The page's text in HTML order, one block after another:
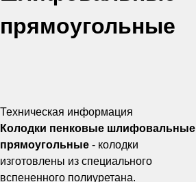
прямоугольные
Техническая информация
Колодки пенковые шлифовальные
прямоугольные - колодки
изготовлены из специального
вспененного полиуретана.